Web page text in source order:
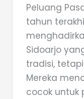
Peluang
tahun
Sidoarjo
tradisi,
Mereka
cocok untuk